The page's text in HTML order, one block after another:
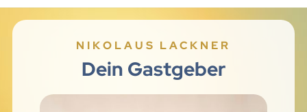
NIKOLAUS LACKNER
Dein Gastgeber